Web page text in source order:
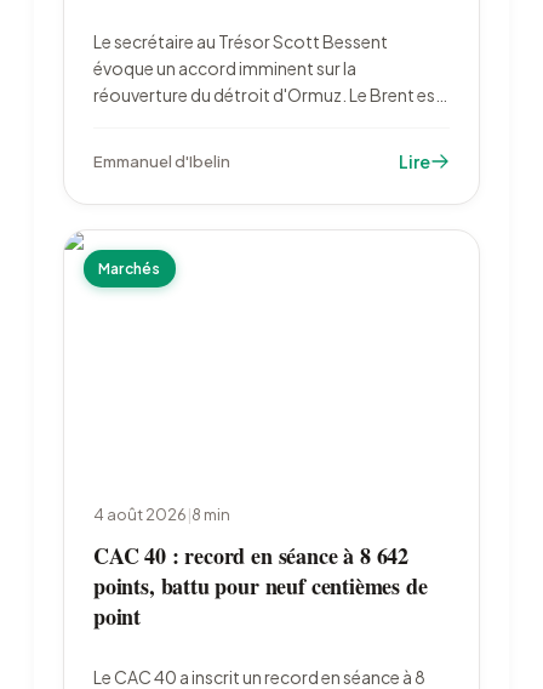
Le secrétaire au Trésor Scott Bessent
évoque un accord imminent sur la
réouverture du détroit d'Ormuz. Le Brent est
deux leurs paris sur un resserrement de la Fed.
Emmanuel d'Ibelin Lire
Marchés
4 août 2026|8 min
CAC 40 : record en séance à 8 642
points, battu pour neuf centièmes de
point
Le CAC 40 a inscrit un record en séance à 8